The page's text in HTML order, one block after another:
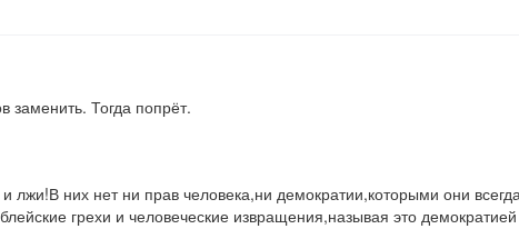
Тогда попрёт.
и лжи!В них нет ни прав человека,ни демократии,которыми они
грехи и человеческие извращения,называя это